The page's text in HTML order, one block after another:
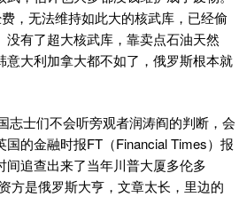
，无法维持如此大的核武库，已经偷
有了超大核武库，靠卖点石油天然
意大利加拿大都不如了，俄罗斯根本就
志士们不会听旁观者润涛阎的判断，会
的金融时报FT（Financial Times）报
追查出来了当年川普大厦多伦多
方是俄罗斯大亨，文章太长，里边的